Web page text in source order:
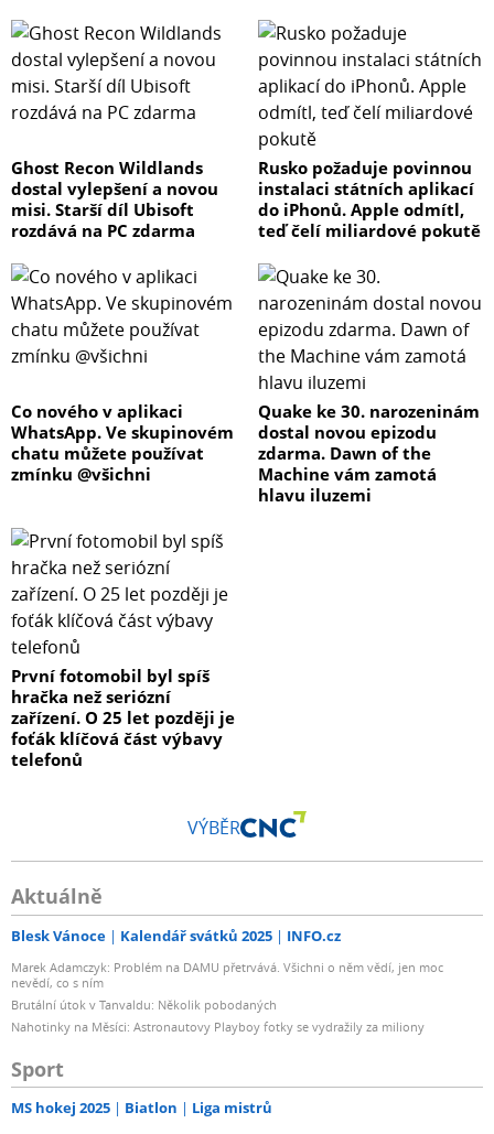
Ghost Recon Wildlands
dostal vylepšení a novou
misi. Starší díl Ubisoft
rozdává na PC zdarma
Rusko požaduje povinnou
instalaci státních aplikací
do iPhonů. Apple odmítl,
teď čelí miliardové pokutě
Co nového v aplikaci
WhatsApp. Ve skupinovém
chatu můžete používat
zmínku @všichni
Quake ke 30. narozeninám
dostal novou epizodu
zdarma. Dawn of the
Machine vám zamotá
hlavu iluzemi
První fotomobil byl spíš
hračka než seriózní
zařízení. O 25 let později je
foťák klíčová část výbavy
telefonů
VÝBĚR
Aktuálně
Blesk Vánoce Kalendář svátků 2025 INFO.cz
Marek Adamczyk: Problém na DAMU přetrvává. Všichni o něm vědí, jen moc
nevědí, co s ním
Brutální útok v Tanvaldu: Několik pobodaných
Nahotinky na Měsíci: Astronautovy Playboy fotky se vydražily za miliony
Sport
MS hokej 2025 Biatlon Liga mistrů